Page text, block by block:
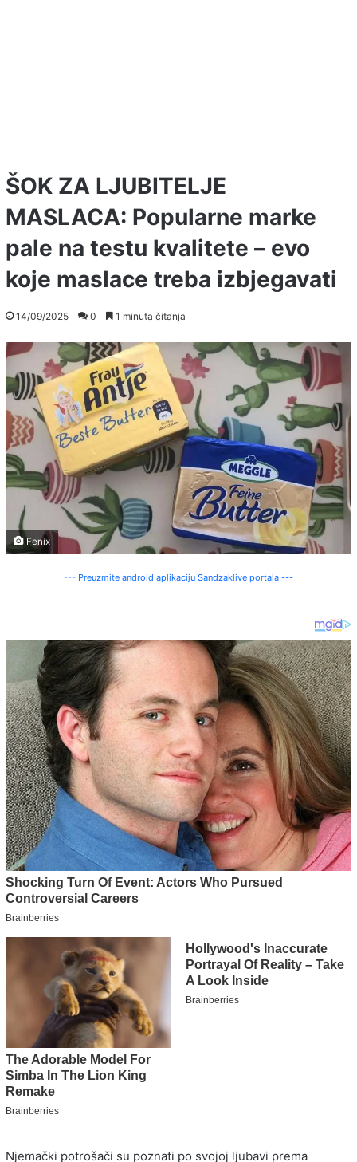
ŠOK ZA LJUBITELJE
MASLACA: Popularne marke
pale na testu kvalitete – evo
koje maslace treba izbjegavati
14/09/2025 0 1 minuta čitanja
Fenix
--- Preuzmite android aplikaciju Sandzaklive portala ---
Njemački potrošači su poznati po svojoj ljubavi prema